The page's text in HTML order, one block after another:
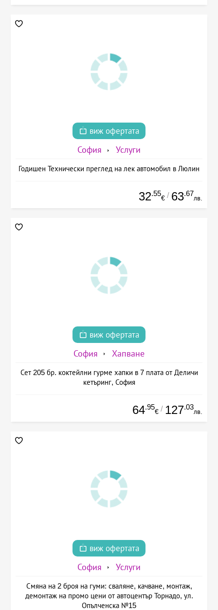
виж офертата
София Услуги
Годишен Технически преглед на лек автомобил в Люлин
32.55
€ / 63.67
лв.
виж офертата
София Хапване
Сет 205 бр. коктейлни гурме хапки в 7 плата от Деличи
кетъринг, София
64.95
€ / 127.03
лв.
виж офертата
София Услуги
Смяна на 2 броя на гуми: сваляне, качване, монтаж,
демонтаж на промо цени от автоцентър Торнадо, ул.
Опълченска №15